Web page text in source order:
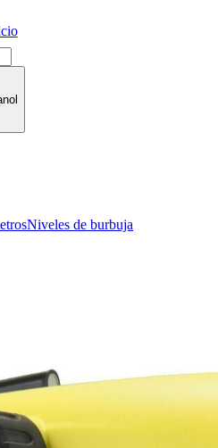
Niveles de burbuja